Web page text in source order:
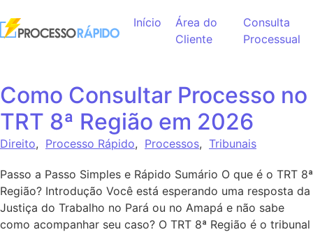
Início
Área do
Cliente
Consulta
Processual
Como Consultar Processo no
TRT 8ª Região em 2026
Direito, Processo Rápido, Processos, Tribunais
Passo a Passo Simples e Rápido Sumário O que é o TRT 8ª
Região? Introdução Você está esperando uma resposta da
Justiça do Trabalho no Pará ou no Amapá e não sabe
como acompanhar seu caso? O TRT 8ª Região é o tribunal